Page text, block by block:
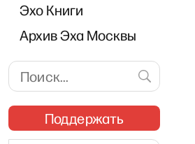
Эхо Книги
Архив Эха Москвы
Поддержать